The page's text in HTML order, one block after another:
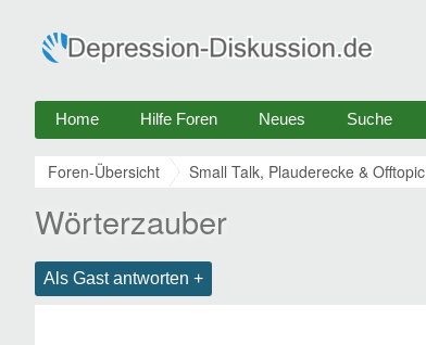
Home Hilfe Foren Neues Suche
Foren-Übersicht Small Talk, Plauderecke & Offtopic
Wörterzauber
Als Gast antworten +